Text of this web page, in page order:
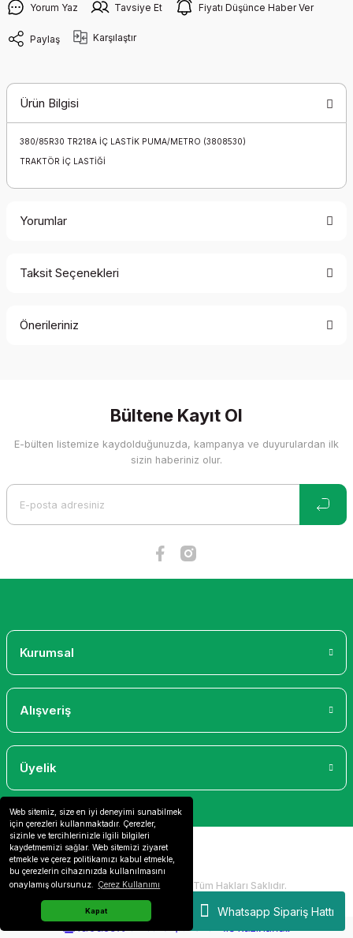
Web sitemiz, size en iyi deneyimi sunabilmek
için çerezleri kullanmaktadır. Çerezler,
sizinle ve tercihlerinizle ilgili bilgileri
kaydetmemizi sağlar. Web sitemizi ziyaret
etmekle ve çerez politikamızı kabul etmekle,
bu çerezlerin cihazınızda kullanılmasını
onaylamış olursunuz.
Çerez Kullanımı
Kapat Whatsapp Sipariş Hattı
Yorum Yaz Tavsiye Et Fiyatı Düşünce Haber Ver
Paylaş Karşılaştır
Ürün Bilgisi
380/85R30 TR218A İÇ LASTİK PUMA/METRO (3808530)
TRAKTÖR İÇ LASTİĞİ
Yorumlar
Taksit Seçenekleri
Önerileriniz
Görüş ve önerileriniz için teşekkür ederiz.
Ürün resmi kalitesiz, bozuk veya görüntülenemiyor.
Bültene Kayıt Ol
E-bülten listemize kaydolduğunuzda, kampanya ve duyurulardan ilk
sizin haberiniz olur.
Kurumsal
Alışveriş
Üyelik
2024 Copyright IdeaSoft - Tüm Hakları Saklıdır.